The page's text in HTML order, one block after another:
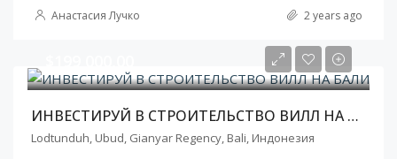
Анастасия Лучко 2 years ago
ИНВЕСТИРУЙ В СТРОИТЕЛЬСТВО ВИЛЛ НА БАЛИ
Lodtunduh, Ubud, Gianyar Regency, Bali, Индонезия